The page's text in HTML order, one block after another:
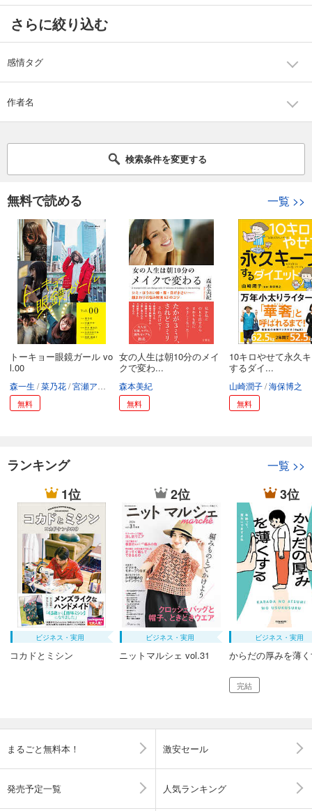
さらに絞り込む
感情タグ
作者名
検索条件を変更する
無料で読める 一覧 >>
トーキョー眼鏡ガール vo
l.00
森一生 菜乃花 宮瀬アヤ 西谷麻糸呂 増澤璃凜子
無料
女の人生は朝10分のメイ
クで変わ...
森本美紀
無料
10キロやせて永久
するダイ...
山崎潤子 海保博之
無料
ランキング 一覧 >>
1位
ビジネス・実用
コカドとミシン
2位
ビジネス・実用
ニットマルシェ vol.31
3位
ビジネス・実用
からだの厚みを薄
完結
まるごと無料本！ 激安セール
発売予定一覧 人気ランキング